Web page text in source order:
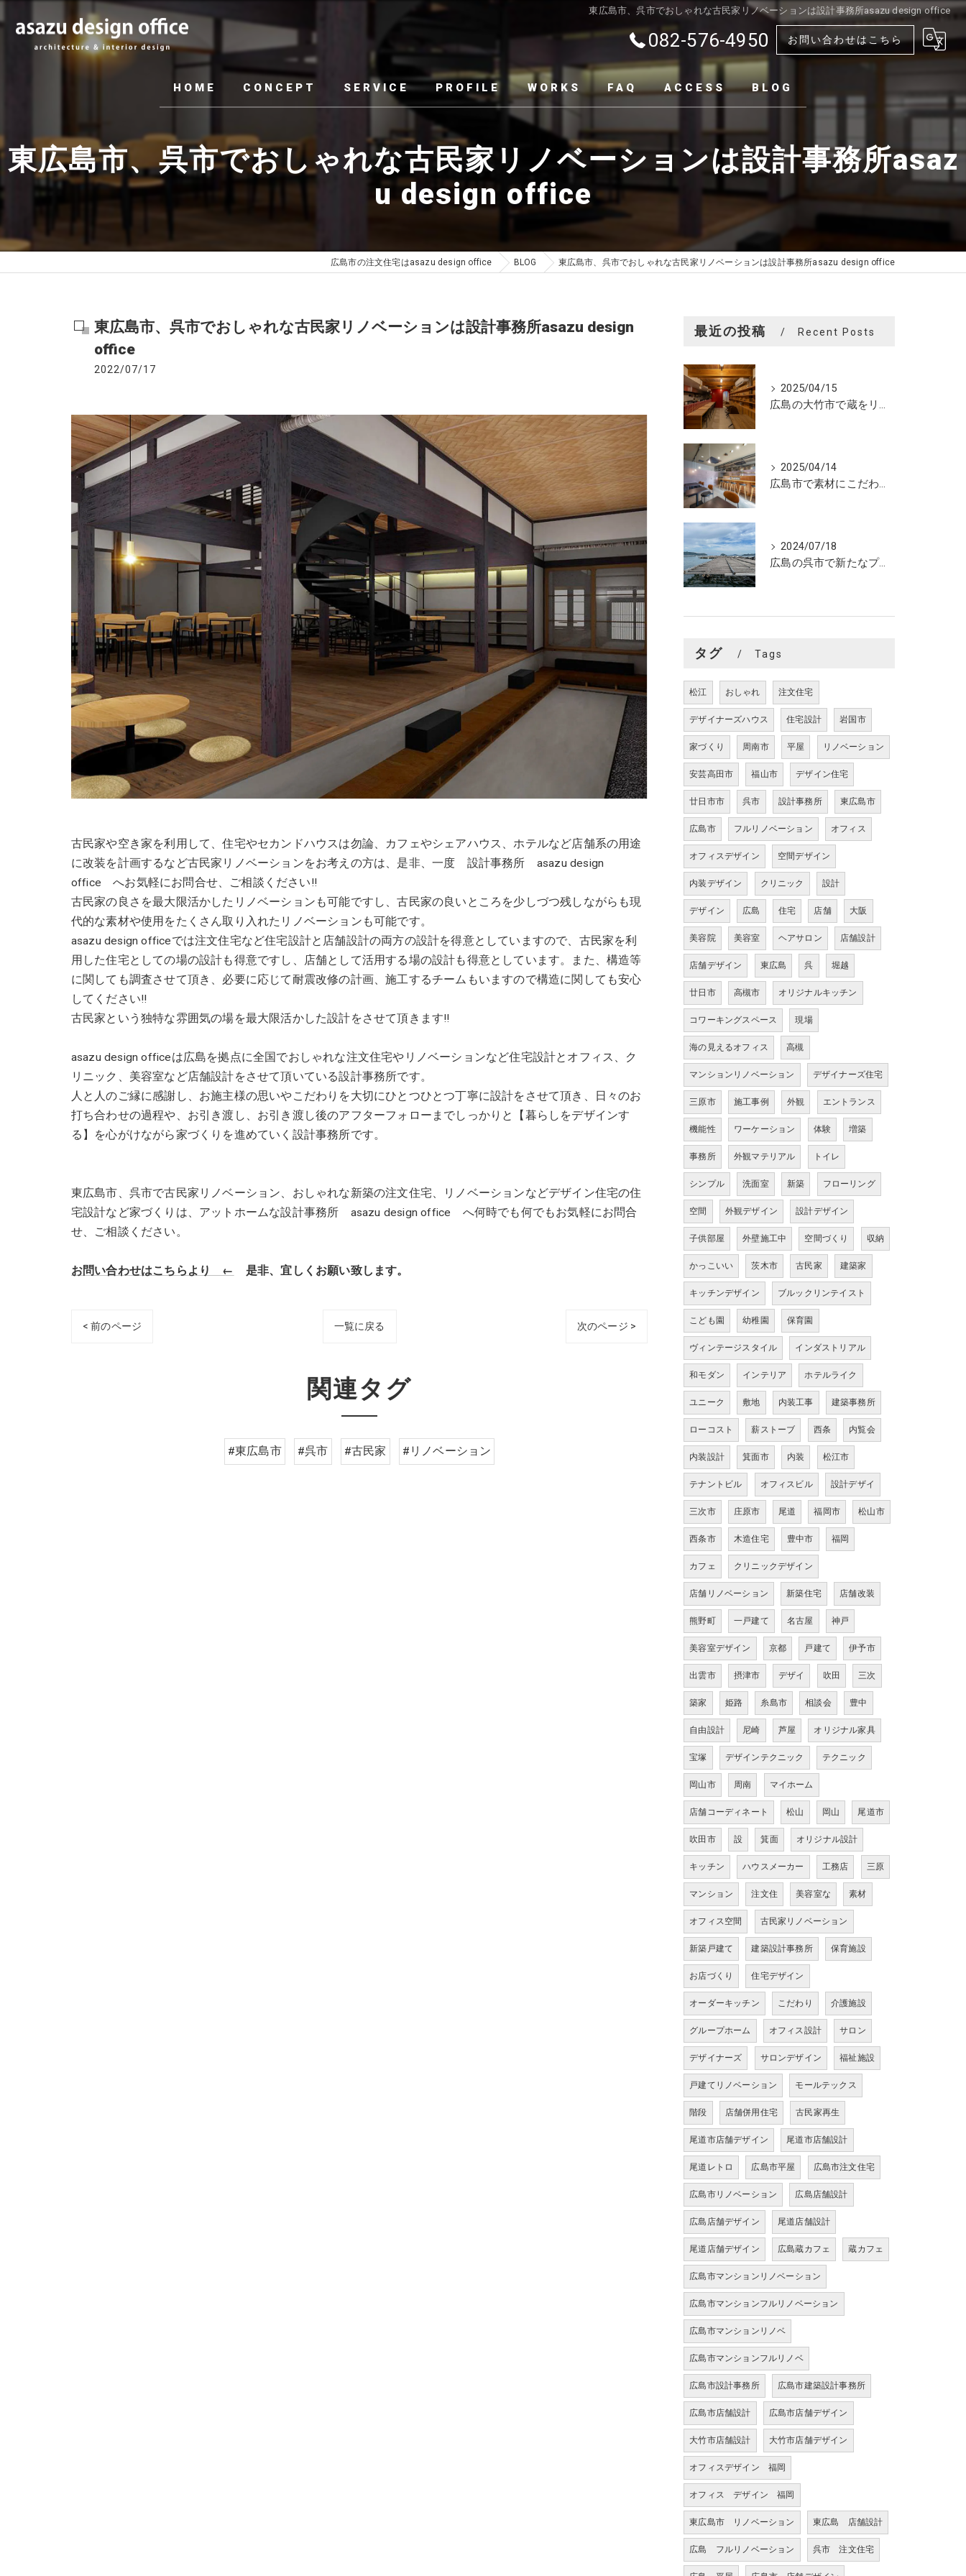
東広島市、呉市でおしゃれな古民家リノベーションは設計事務所asazu design office
082-576-4950 お問い合わせはこちら
HOME CONCEPT SERVICE PROFILE WORKS FAQ ACCESS BLOG
東広島市、呉市でおしゃれな古民家リノベーションは設計事務所asaz
u design office
広島市の注文住宅はasazu design office BLOG 東広島市、呉市でおしゃれな古民家リノベーションは設計事務所asazu design office
東広島市、呉市でおしゃれな古民家リノベーションは設計事務所asazu design
office
2022/07/17
古民家や空き家を利用して、住宅やセカンドハウスは勿論、カフェやシェアハウス、ホテルなど店舗系の用途
に改装を計画するなど古民家リノベーションをお考えの方は、是非、一度 設計事務所 asazu design
office へお気軽にお問合せ、ご相談ください!!
古民家の良さを最大限活かしたリノベーションも可能ですし、古民家の良いところを少しづつ残しながらも現
代的な素材や使用をたくさん取り入れたリノベーションも可能です。
asazu design officeでは注文住宅など住宅設計と店舗設計の両方の設計を得意としていますので、古民家を利
用した住宅としての場の設計も得意ですし、店舗として活用する場の設計も得意としています。また、構造等
に関しても調査させて頂き、必要に応じて耐震改修の計画、施工するチームもいますので構造に関しても安心
してください!!
古民家という独特な雰囲気の場を最大限活かした設計をさせて頂きます!!
asazu design officeは広島を拠点に全国でおしゃれな注文住宅やリノベーションなど住宅設計とオフィス、ク
リニック、美容室など店舗設計をさせて頂いている設計事務所です。
人と人のご縁に感謝し、お施主様の思いやこだわりを大切にひとつひとつ丁寧に設計をさせて頂き、日々のお
打ち合わせの過程や、お引き渡し、お引き渡し後のアフターフォローまでしっかりと【暮らしをデザインす
る】を心がけながら家づくりを進めていく設計事務所です。
東広島市、呉市で古民家リノベーション、おしゃれな新築の注文住宅、リノベーションなどデザイン住宅の住
宅設計など家づくりは、アットホームな設計事務所 asazu design office へ何時でも何でもお気軽にお問合
せ、ご相談ください。
お問い合わせはこちらより ← 是非、宜しくお願い致します。
< 前のページ 一覧に戻る 次のページ >
関連タグ
#東広島市 #呉市 #古民家 #リノベーション
最近の投稿 Recent Posts
2025/04/15
広島の大竹市で蔵をリノベーションしたカフェの設計。店舗設計、店舗デザインはasazu design office
2025/04/14
広島市で素材にこだわった魅力的なおにぎり屋さんの設計。店舗設計、店舗デザインはasazu design office
2024/07/18
広島の呉市で新たなプロジェクトの現調
タグ Tags
松江 おしゃれ 注文住宅
デザイナーズハウス 住宅設計 岩国市
家づくり 周南市 平屋 リノベーション
安芸高田市 福山市 デザイン住宅
廿日市市 呉市 設計事務所 東広島市
広島市 フルリノベーション オフィス
オフィスデザイン 空間デザイン
内装デザイン クリニック 設計
デザイン 広島 住宅 店舗 大阪
美容院 美容室 ヘアサロン 店舗設計
店舗デザイン 東広島 呉 堀越
廿日市 高槻市 オリジナルキッチン
コワーキングスペース 現場
海の見えるオフィス 高槻
マンションリノベーション デザイナーズ住宅
三原市 施工事例 外観 エントランス
機能性 ワーケーション 体験 増築
事務所 外観マテリアル トイレ
シンプル 洗面室 新築 フローリング
空間 外観デザイン 設計デザイン
子供部屋 外壁施工中 空間づくり 収納
かっこいい 茨木市 古民家 建築家
キッチンデザイン ブルックリンテイスト
こども園 幼稚園 保育園
ヴィンテージスタイル インダストリアル
和モダン インテリア ホテルライク
ユニーク 敷地 内装工事 建築事務所
ローコスト 薪ストーブ 西条 内覧会
内装設計 箕面市 内装 松江市
テナントビル オフィスビル 設計デザイ
三次市 庄原市 尾道 福岡市 松山市
西条市 木造住宅 豊中市 福岡
カフェ クリニックデザイン
店舗リノベーション 新築住宅 店舗改装
熊野町 一戸建て 名古屋 神戸
美容室デザイン 京都 戸建て 伊予市
出雲市 摂津市 デザイ 吹田 三次
築家 姫路 糸島市 相談会 豊中
自由設計 尼崎 芦屋 オリジナル家具
宝塚 デザインテクニック テクニック
岡山市 周南 マイホーム
店舗コーディネート 松山 岡山 尾道市
吹田市 設 箕面 オリジナル設計
キッチン ハウスメーカー 工務店 三原
マンション 注文住 美容室な 素材
オフィス空間 古民家リノベーション
新築戸建て 建築設計事務所 保育施設
お店づくり 住宅デザイン
オーダーキッチン こだわり 介護施設
グループホーム オフィス設計 サロン
デザイナーズ サロンデザイン 福祉施設
戸建てリノベーション モールテックス
階段 店舗併用住宅 古民家再生
尾道市店舗デザイン 尾道市店舗設計
尾道レトロ 広島市平屋 広島市注文住宅
広島市リノベーション 広島店舗設計
広島店舗デザイン 尾道店舗設計
尾道店舗デザイン 広島蔵カフェ 蔵カフェ
広島市マンションリノベーション
広島市マンションフルリノベーション
広島市マンションリノベ
広島市マンションフルリノベ
広島市設計事務所 広島市建築設計事務所
広島市店舗設計 広島市店舗デザイン
大竹市店舗設計 大竹市店舗デザイン
オフィスデザイン 福岡
オフィス デザイン 福岡
東広島市 リノベーション 東広島 店舗設計
広島 フルリノベーション 呉市 注文住宅